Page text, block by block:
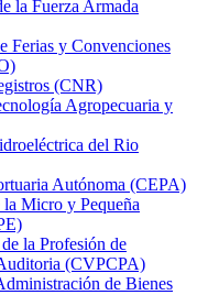
la Fuerza Armada
Ferias y Convenciones
(CNR)
Agropecuaria y
del Rio
Autónoma (CEPA)
Micro y Pequeña
la Profesión de
(CVPCPA)
de Bienes